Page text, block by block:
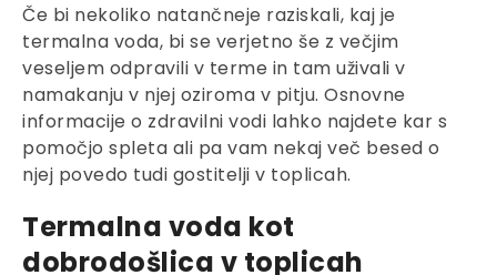
Če bi nekoliko natančneje raziskali, kaj je
termalna voda, bi se verjetno še z večjim
veseljem odpravili v terme in tam uživali v
namakanju v njej oziroma v pitju. Osnovne
informacije o zdravilni vodi lahko najdete kar s
pomočjo spleta ali pa vam nekaj več besed o
njej povedo tudi gostitelji v toplicah.
Termalna voda kot
dobrodošlica v toplicah